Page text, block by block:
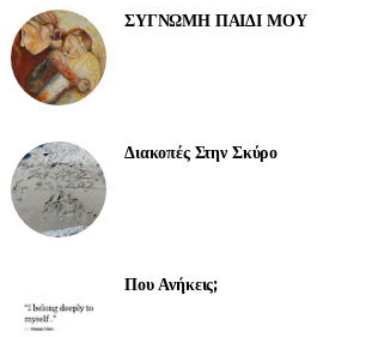
ΣΥΓΝΩΜΗ ΠΑΙΔΙ ΜΟΥ
Διακοπές Στην Σκύρο
Που Ανήκεις;